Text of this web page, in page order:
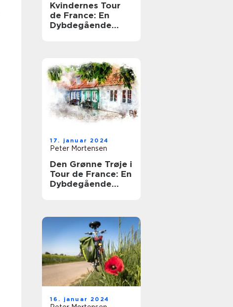
Kvindernes Tour
de France: En
Dybdegående
Kvindelige
Cykelløb
17. januar 2024
Peter Mortensen
Den Grønne Trøje i
Tour de France: En
Dybdegående
16. januar 2024